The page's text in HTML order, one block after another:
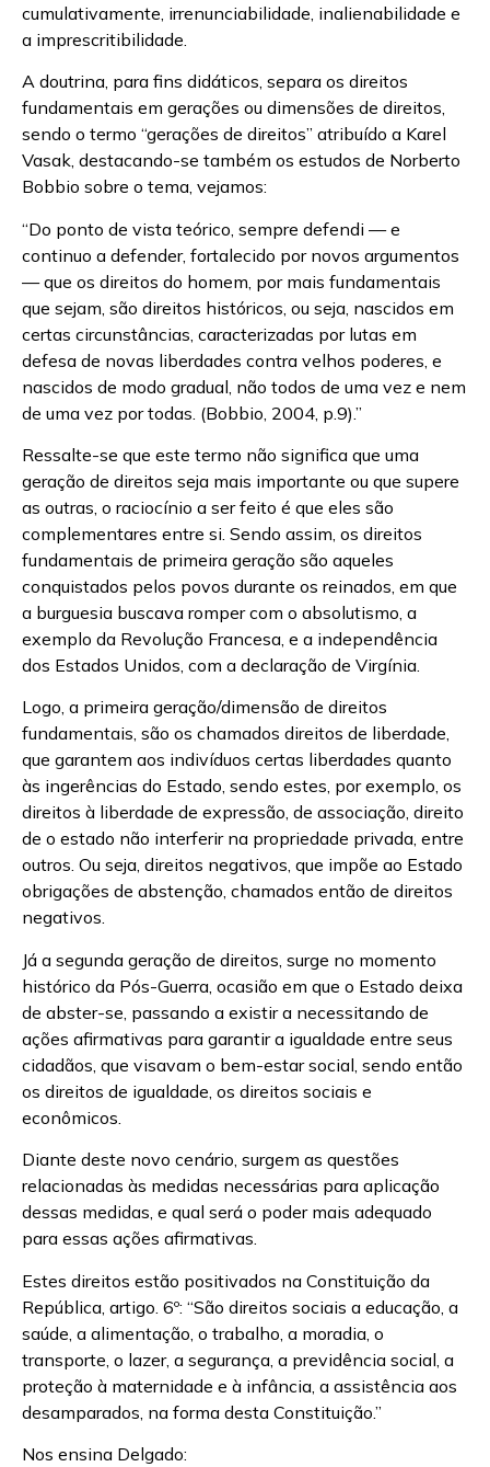
cumulativamente, irrenunciabilidade, inalienabilidade e
a imprescritibilidade.
A doutrina, para fins didáticos, separa os direitos
fundamentais em gerações ou dimensões de direitos,
sendo o termo “gerações de direitos” atribuído a Karel
Vasak, destacando-se também os estudos de Norberto
Bobbio sobre o tema, vejamos:
“Do ponto de vista teórico, sempre defendi — e
continuo a defender, fortalecido por novos argumentos
— que os direitos do homem, por mais fundamentais
que sejam, são direitos históricos, ou seja, nascidos em
certas circunstâncias, caracterizadas por lutas em
defesa de novas liberdades contra velhos poderes, e
nascidos de modo gradual, não todos de uma vez e nem
de uma vez por todas. (Bobbio, 2004, p.9).”
Ressalte-se que este termo não significa que uma
geração de direitos seja mais importante ou que supere
as outras, o raciocínio a ser feito é que eles são
complementares entre si. Sendo assim, os direitos
fundamentais de primeira geração são aqueles
conquistados pelos povos durante os reinados, em que
a burguesia buscava romper com o absolutismo, a
exemplo da Revolução Francesa, e a independência
dos Estados Unidos, com a declaração de Virgínia.
Logo, a primeira geração/dimensão de direitos
fundamentais, são os chamados direitos de liberdade,
que garantem aos indivíduos certas liberdades quanto
às ingerências do Estado, sendo estes, por exemplo, os
direitos à liberdade de expressão, de associação, direito
de o estado não interferir na propriedade privada, entre
outros. Ou seja, direitos negativos, que impõe ao Estado
obrigações de abstenção, chamados então de direitos
negativos.
Já a segunda geração de direitos, surge no momento
histórico da Pós-Guerra, ocasião em que o Estado deixa
de abster-se, passando a existir a necessitando de
ações afirmativas para garantir a igualdade entre seus
cidadãos, que visavam o bem-estar social, sendo então
os direitos de igualdade, os direitos sociais e
econômicos.
Diante deste novo cenário, surgem as questões
relacionadas às medidas necessárias para aplicação
dessas medidas, e qual será o poder mais adequado
para essas ações afirmativas.
Estes direitos estão positivados na Constituição da
República, artigo. 6º: “São direitos sociais a educação, a
saúde, a alimentação, o trabalho, a moradia, o
transporte, o lazer, a segurança, a previdência social, a
proteção à maternidade e à infância, a assistência aos
desamparados, na forma desta Constituição.”
Nos ensina Delgado: